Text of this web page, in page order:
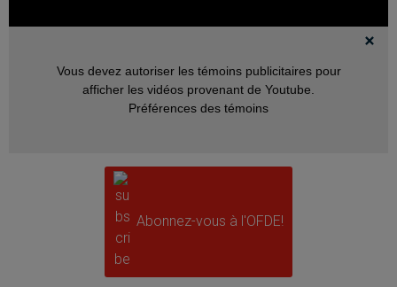
Vous devez autoriser les témoins publicitaires pour
afficher les vidéos provenant de Youtube.
Préférences des témoins
Abonnez-vous à l'OFDE!